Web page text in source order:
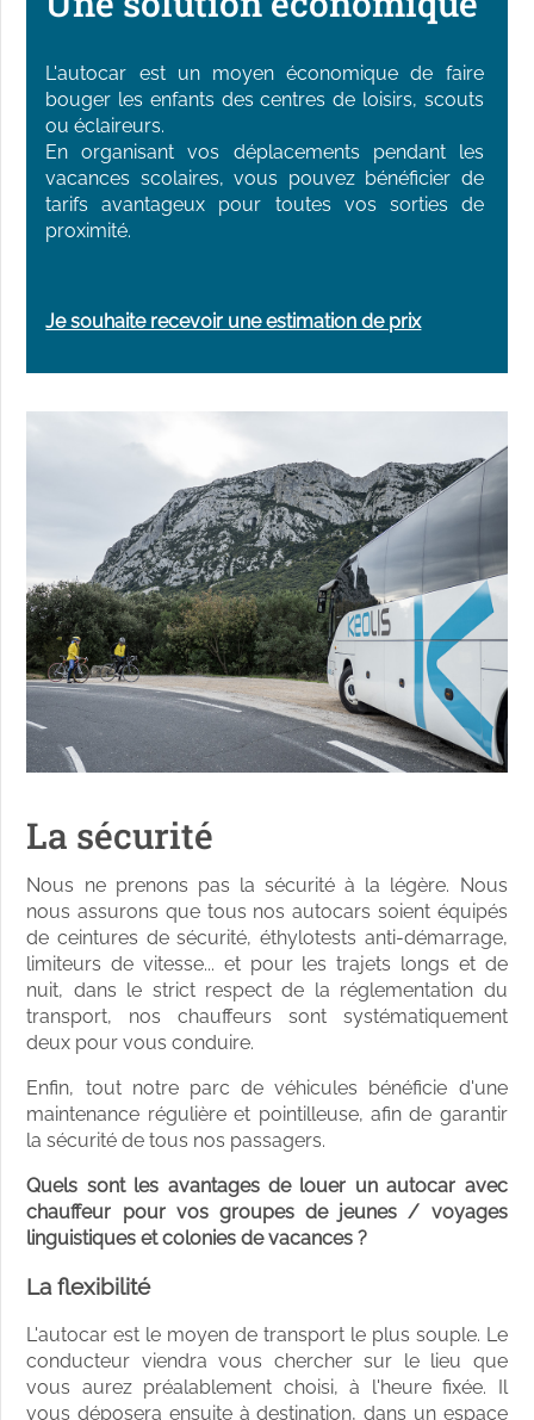
L'autocar est un moyen économique de faire
bouger les enfants des centres de loisirs, scouts
ou éclaireurs.
En organisant vos déplacements pendant les
vacances scolaires, vous pouvez bénéficier de
tarifs avantageux pour toutes vos sorties de
proximité.
Je souhaite recevoir une estimation de prix
La sécurité
Nous ne prenons pas la sécurité à la légère. Nous
nous assurons que tous nos autocars soient équipés
de ceintures de sécurité, éthylotests anti-démarrage,
limiteurs de vitesse... et pour les trajets longs et de
nuit, dans le strict respect de la réglementation du
transport, nos chauffeurs sont systématiquement
deux pour vous conduire.
Enfin, tout notre parc de véhicules bénéficie d'une
maintenance régulière et pointilleuse, afin de garantir
la sécurité de tous nos passagers.
Quels sont les avantages de louer un autocar avec
chauffeur pour vos groupes de jeunes / voyages
linguistiques et colonies de vacances ?
La flexibilité
L'autocar est le moyen de transport le plus souple. Le
conducteur viendra vous chercher sur le lieu que
vous aurez préalablement choisi, à l'heure fixée. Il
vous déposera ensuite à destination, dans un espace